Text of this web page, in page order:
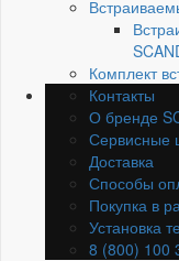
Комплект
Контакты
О бренде
Сервисные
Доставка
Способы
Покупка в
Установка
8 (800) 100